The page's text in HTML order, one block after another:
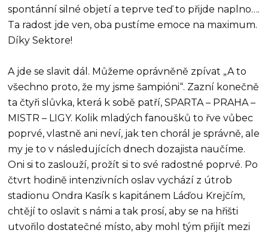
spontánní silné objetí a teprve teď to přijde naplno….
Ta radost jde ven, oba pustíme emoce na maximum.
Díky Sektore!
A jde se slavit dál. Můžeme oprávněně zpívat „A to
všechno proto, že my jsme šampióni“. Zazní konečně
ta čtyři slůvka, která k sobě patří, SPARTA – PRAHA –
MISTR – LIGY. Kolik mladých fanoušků to řve vůbec
poprvé, vlastně ani neví, jak ten chorál je správně, ale
my je to v následujících dnech dozajista naučíme.
Oni si to zaslouží, prožít si to své radostné poprvé. Po
čtvrt hodině intenzivních oslav vychází z útrob
stadionu Ondra Kasík s kapitánem Láďou Krejčím,
chtějí to oslavit s námi a tak prosí, aby se na hřišti
utvořilo dostatečné místo, aby mohl tým přijít mezi